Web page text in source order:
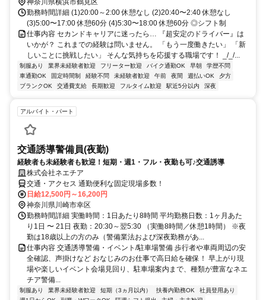
神奈川県横浜市鶴見区
勤務時間詳細 (1)20:00～2:00 休憩なし (2)20:40〜2:40 休憩なし
(3)5:00〜17:00 休憩60分 (4)5:30〜18:00 休憩60分 ◎シフト制
仕事内容 セカンドキャリアに迷ったら… 『超安定のドライバー』は
いかが？ これまでの経験は問いません。 「もう一度働きたい」 「新
しいことに挑戦したい」 そんな気持ちを応援する職場です！ _/_/...
制服あり 業界未経験者歓迎 フリーター歓迎 バイク通勤OK 早朝
学歴不問
車通勤OK
固定時間制 経験不問 未経験者歓迎 午前 夜間 週払いOK
夕方
ブランクOK
交通費支給 長期歓迎 フルタイム歓迎 駅近5分以内 深夜
アルバイト・パート
交通誘導警備員(夜勤)
経験者も未経験者も歓迎！短期・週1・フル・夜勤も可♪交通誘導
株式会社ネエチア
交通・アクセス 通勤便利な固定現場多数！
日給12,500円～16,200円
神奈川県川崎市幸区
勤務時間詳細 実働時間：1日あたり8時間 平均勤務日数：1ヶ月あた
り1日 〜 21日 夜勤：20:30～翌5:30 （実働8時間／休憩1時間） ※夜
勤は18歳以上の方のみ（警備業法および深夜勤務があ...
仕事内容 交通誘導警備・イベント/駐車場警備 歩行者や車両周辺の安
全確認、声掛けなど おなじみのお仕事で高日給を確保！ 早上がり現
場や楽しいイベント会場見回り、駐車場案内まで、種類が豊富なネエ
チア警備...
制服あり 業界未経験者歓迎 短期（3ヵ月以内） 扶養内勤務OK
社員登用あり